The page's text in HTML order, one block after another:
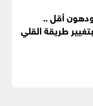
أقل ..
طريقة القلي